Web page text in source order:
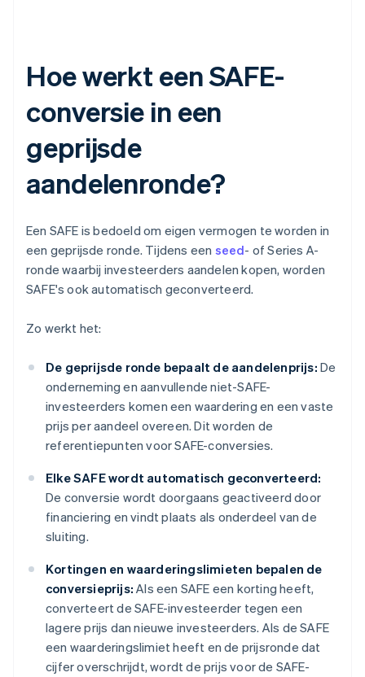
Hoe werkt een SAFE-
conversie in een
geprijsde
aandelenronde?
Een SAFE is bedoeld om eigen vermogen te worden in
een geprijsde ronde. Tijdens een seed- of Series A-
ronde waarbij investeerders aandelen kopen, worden
SAFE's ook automatisch geconverteerd.
Zo werkt het:
De geprijsde ronde bepaalt de aandelenprijs: De
onderneming en aanvullende niet-SAFE-
investeerders komen een waardering en een vaste
prijs per aandeel overeen. Dit worden de
referentiepunten voor SAFE-conversies.
Elke SAFE wordt automatisch geconverteerd:
De conversie wordt doorgaans geactiveerd door
financiering en vindt plaats als onderdeel van de
sluiting.
Kortingen en waarderingslimieten bepalen de
conversieprijs: Als een SAFE een korting heeft,
converteert de SAFE-investeerder tegen een
lagere prijs dan nieuwe investeerders. Als de SAFE
een waarderingslimiet heeft en de prijsronde dat
cijfer overschrijdt, wordt de prijs voor de SAFE-